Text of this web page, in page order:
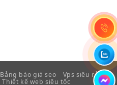
Bảng báo giá seo
Vps siêu rẻ
Thiết kế web siêu tốc